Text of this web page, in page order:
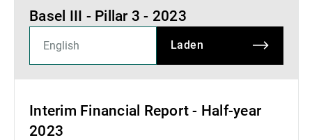
Basel III - Pillar 3 - 2023
Laden
Interim Financial Report - Half-year
2023